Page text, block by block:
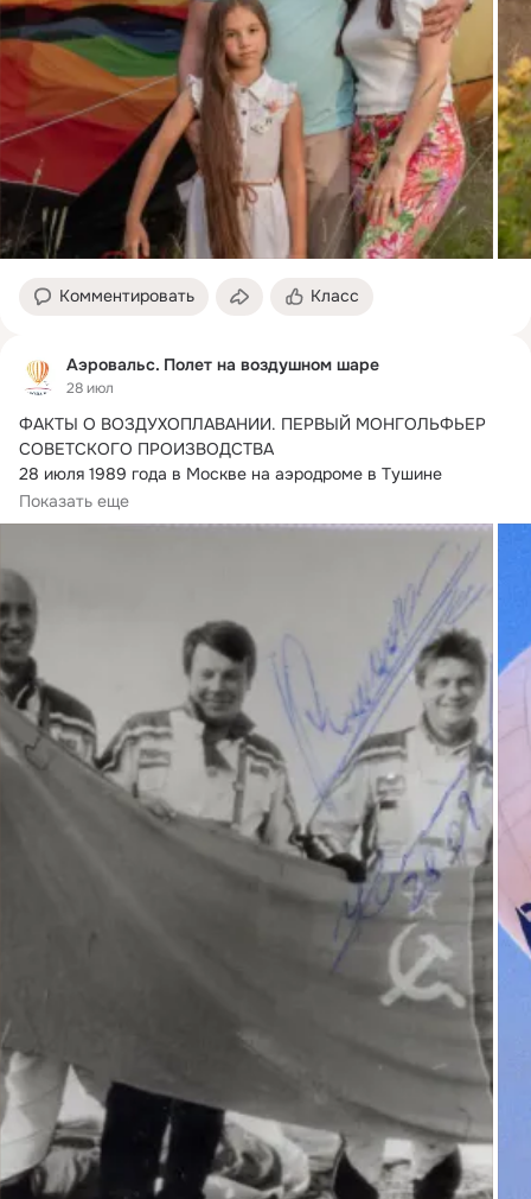
Комментировать Класс
Аэровальс. Полет на воздушном шаре
28 июл
ФАКТЫ О ВОЗДУХОПЛАВАНИИ. ПЕРВЫЙ МОНГОЛЬФЬЕР
СОВЕТСКОГО ПРОИЗВОДСТВА
28 июля 1989 года в Москве на аэродроме в Тушине
собралось много...
Показать еще